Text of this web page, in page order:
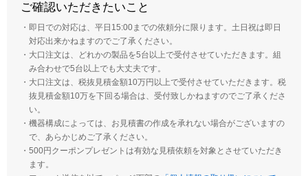
ご確認いただきたいこと
・即日での対応は、平日15:00までの依頼分に限ります。土日祝は即日
対応出来かねますのでご了承ください。
・大口注文は、どれかの製品を5台以上で受付させていただきます。組
み合わせで5台以上でも大丈夫です。
・大口注文は、税抜見積金額10万円以上で受付させていただきます。税
抜見積金額10万を下回る場合は、受付致しかねますのでご了承くださ
い。
・機器構成によっては、お見積書の作成を承れない場合がございますの
で、あらかじめご了承ください。
・500円クーポンプレゼントは有効な見積依頼を対象とさせていただき
ます。